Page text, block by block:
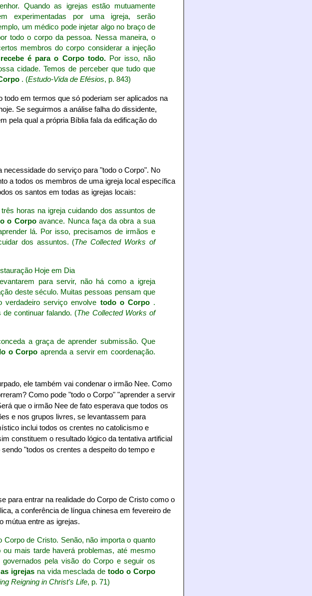
Quando as igrejas estão mutuamente
experimentadas por uma igreja, serão
um médico pode injetar algo no braço de
todo o corpo da pessoa. Nessa maneira, o
membros do corpo considerar a injeção
é para o Corpo todo. Por isso, não
cidade. Temos de perceber que tudo que
. (Estudo-Vida de Efésios, p. 843)
em termos que só poderiam ser aplicados na
Se seguirmos a análise falha do dissidente,
pela qual a própria Bíblia fala da edificação do
do serviço para "todo o Corpo". No
a todos os membros de uma igreja local específica
os santos em todas as igrejas locais:
horas na igreja cuidando dos assuntos de
o Corpoavance. Nunca faça da obra a sua
lá. Por isso, precisamos de irmãos e
dos assuntos. (The Collected Works of
Hoje em Dia
para servir, não há como a igreja
deste século. Muitas pessoas pensam que
serviço envolve todo o Corpo .
continuar falando. (The Collected Works of
a graça de aprender submissão. Que
o Corpo aprenda a servir em coordenação.
ele também vai condenar o irmão Nee. Como
Como pode "todo o Corpo" "aprender a servir
que o irmão Nee de fato esperava que todos os
e nos grupos livres, se levantassem para
inclui todos os crentes no catolicismo e
constituem o resultado lógico da tentativa artificial
"todos os crentes a despeito do tempo e
para entrar na realidade do Corpo de Cristo como o
a conferência de língua chinesa em fevereiro de
mútua entre as igrejas.
de Cristo. Senão, não importa o quanto
mais tarde haverá problemas, até mesmo
pela visão do Corpo e seguir os
igrejas na vida mesclada detodo o Corpo
Reigning in Christ's Life, p. 71)